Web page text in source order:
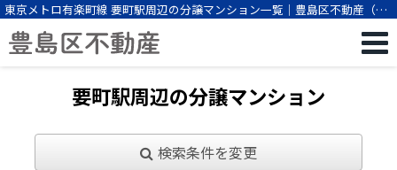
東京メトロ有楽町線 要町駅周辺の分譲マンション一覧｜豊島区不動産（株
式会社ビーエスパートナー）
要町駅周辺の分譲マンション
検索条件を変更